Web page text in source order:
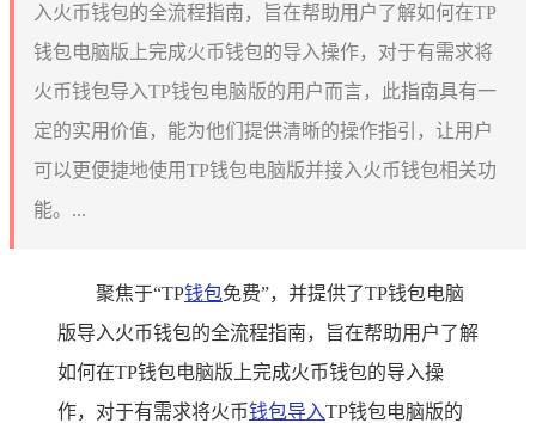
入火币钱包的全流程指南，旨在帮助用户了解如何在TP
钱包电脑版上完成火币钱包的导入操作，对于有需求将
火币钱包导入TP钱包电脑版的用户而言，此指南具有一
定的实用价值，能为他们提供清晰的操作指引，让用户
可以更便捷地使用TP钱包电脑版并接入火币钱包相关功
能。...
聚焦于“TP钱包免费”，并提供了TP钱包电脑
版导入火币钱包的全流程指南，旨在帮助用户了解
如何在TP钱包电脑版上完成火币钱包的导入操
作，对于有需求将火币钱包导入TP钱包电脑版的